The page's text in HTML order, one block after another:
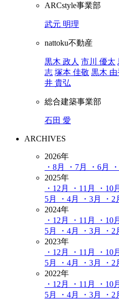
ARCstyle事業部
武元 明理
nattoku不動産
黒木 政人 市川 優太
志 塚本 佳敬 黒木 由
井 貴弘
総合建築事業部
石田 愛
ARCHIVES
2026年
・8月
・7月 ・6月
2025年
・12月
・11月 ・10月
5月
・4月 ・3月 ・2
2024年
・12月
・11月 ・10月
5月
・4月 ・3月 ・2
2023年
・12月
・11月 ・10月
5月
・4月 ・3月 ・2
2022年
・12月
・11月 ・10月
5月
・4月 ・3月 ・2